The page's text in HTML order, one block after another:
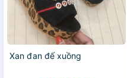
Xan đan đế xuồng